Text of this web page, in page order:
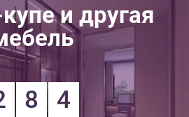
и другая
8 4